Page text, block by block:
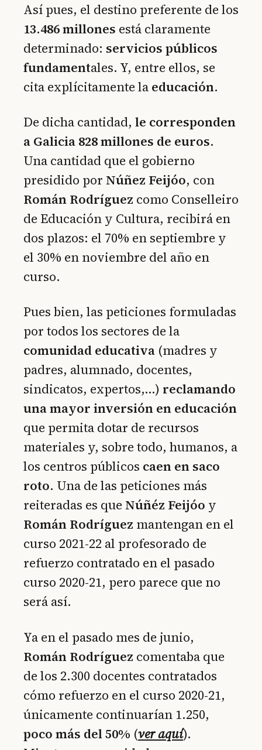
Así pues, el destino preferente de los
13.486 millones está claramente
determinado: servicios públicos
fundamentales. Y, entre ellos, se
cita explícitamente la educación.
De dicha cantidad, le corresponden
a Galicia 828 millones de euros.
Una cantidad que el gobierno
presidido por Núñez Feijóo, con
Román Rodríguez como Conselleiro
de Educación y Cultura, recibirá en
dos plazos: el 70% en septiembre y
el 30% en noviembre del año en
curso.
Pues bien, las peticiones formuladas
por todos los sectores de la
comunidad educativa (madres y
padres, alumnado, docentes,
sindicatos, expertos,…) reclamando
una mayor inversión en educación
que permita dotar de recursos
materiales y, sobre todo, humanos, a
los centros públicos caen en saco
roto. Una de las peticiones más
reiteradas es que Núñéz Feijóo y
Román Rodríguez mantengan en el
curso 2021-22 al profesorado de
refuerzo contratado en el pasado
curso 2020-21, pero parece que no
será así.
Ya en el pasado mes de junio,
Román Rodríguez comentaba que
de los 2.300 docentes contratados
cómo refuerzo en el curso 2020-21,
únicamente continuarían 1.250,
poco más del 50% (ver aquí).